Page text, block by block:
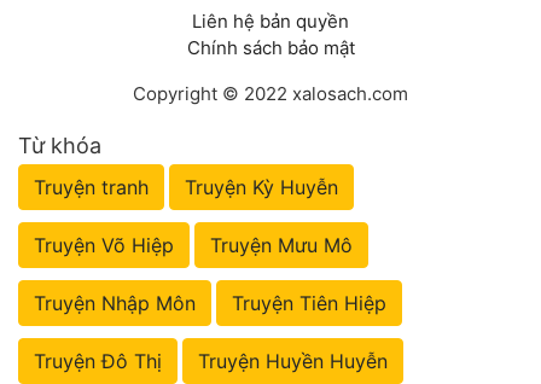
Liên hệ bản quyền
Chính sách bảo mật
Copyright © 2022 xalosach.com
Từ khóa
Truyện tranh Truyện Kỳ Huyễn
Truyện Võ Hiệp Truyện Mưu Mô
Truyện Nhập Môn Truyện Tiên Hiệp
Truyện Đô Thị Truyện Huyền Huyễn